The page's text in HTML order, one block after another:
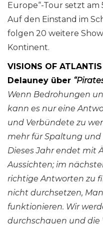
Europe“-Tour setzt am
Auf den Einstand im
folgen 20 weitere
Kontinent.
VISIONS OF
Delauney über
Wenn Bedrohungen
kann es nur eine
und Verbündete zu
mehr für Spaltung und
Dieses Jahr endet mit
Aussichten; im
richtige Antworten zu
nicht durchsetzen,
funktionieren. Wir
durchschauen und die